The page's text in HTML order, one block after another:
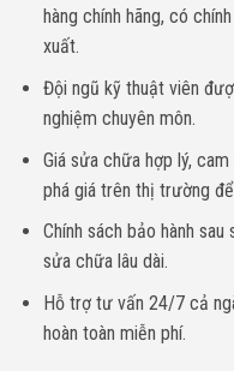
hàng chính hãng, có
xuất.
Đội ngũ kỹ thuật viên
nghiệm chuyên môn.
Giá sửa chữa hợp lý,
phá giá trên thị trường
Chính sách bảo hành
sửa chữa lâu dài.
Hỗ trợ tư vấn 24/7 cả
hoàn toàn miễn phí.